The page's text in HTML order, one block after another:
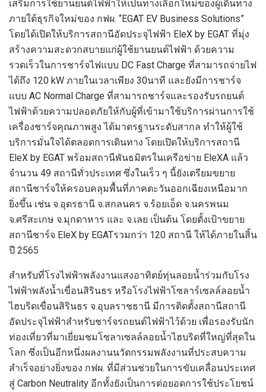
เสริมการใช้ยานยนต์ไฟฟ้าให้เป็นทางเลือกใหม่ของผู้เดินทาง
ภายใต้ธุรกิจใหม่ของ กฟผ. “EGAT EV Business Solutions”
โดยได้เปิดให้บริการสถานีอัดประจุไฟฟ้า EleX by EGAT ที่มุ่ง
สร้างความสะดวกสบายแก่ผู้ใช้ยานยนต์ไฟฟ้า ด้วยความ
รวดเร็วในการชาร์จไฟแบบ DC Fast Charge ที่สามารถจ่ายไฟ
ได้ถึง 120 kW ภายในเวลาเพียง 30นาที และยังมีการชาร์จ
แบบ AC Normal Charge ที่สามารถชาร์จและรองรับรถยนต์
ไฟฟ้าด้วยความปลอดภัยให้กับผู้ที่เข้ามาใช้บริการผ่านการใช้
เครื่องชาร์จคุณภาพสูง ได้มาตรฐานระดับสากล ทำให้ผู้ใช้
บริการมั่นใจได้ตลอดการเดินทาง โดยเปิดให้บริการสถานี
EleX by EGAT พร้อมสถานีพันธมิตรในเครือข่าย EleXA แล้ว
จำนวน 49 สถานีทั่วประเทศ ซึ่งในเร็ว ๆ นี้ยังเตรียมขยาย
สถานีชาร์จให้ครอบคลุมพื้นที่ภาคตะวันออกเฉียงเหนือมาก
ยิ่งขึ้น เช่น จ.อุดรธานี จ.สกลนคร จ.ร้อยเอ็ด จ.นครพนม
จ.ศรีสะเกษ จ.มุกดาหาร และ จ.เลย เป็นต้น โดยตั้งเป้าขยาย
สถานีชาร์จ EleX by EGATรวมกว่า 120 สถานี ให้ได้ภายในสิ้น
ปี 2565
สำหรับที่โรงไฟฟ้าพลังงานแสงอาทิตย์ทุ่นลอยน้ำร่วมกับโรง
ไฟฟ้าพลังน้ำเขื่อนสิรินธร หรือโรงไฟฟ้าโซลาร์เซลล์ลอยน้ำ
ไฮบริดเขื่อนสิรินธร จ.อุบลราชธานี มีการติดตั้งสถานีสถานี
อัดประจุไฟฟ้าสำหรับชาร์จรถยนต์ไฟฟ้าไว้ด้วย เพื่อรองรับนัก
ท่องเที่ยวที่มาเยี่ยมชมโซลาเซลล์ลอยน้ำไฮบริดที่ใหญ่ที่สุดใน
โลก ซึ่งเป็นอีกหนึ่งผลงานนวัตกรรมพลังงานที่ประสบความ
สำเร็จอย่างยิ่งของ กฟผ. ที่มีส่วนช่วยในการขับเคลื่อนประเทศ
สู่ Carbon Neutrality อีกทั้งยังเป็นการต่อยอดการใช้ประโยชน์